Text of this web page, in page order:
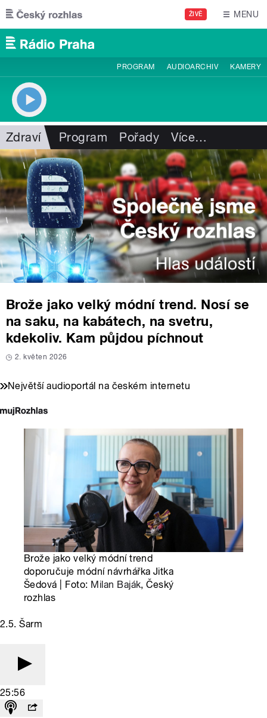
Přejít k hlavnímu obsahu
ŽIVĚ MENU
PROGRAM AUDIOARCHIV KAMERY
Zdraví Program Pořady Více…
Brože jako velký módní trend. Nosí se
na saku, na kabátech, na svetru,
kdekoliv. Kam půjdou píchnout
2. květen 2026
Největší audioportál na českém internetu
Brože jako velký módní trend
doporučuje módní návrhářka Jitka
Šedová | Foto: Milan Baják, Český
rozhlas
2.5. Šarm
25:56